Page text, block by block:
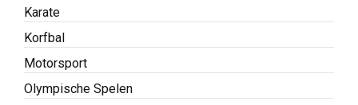
Karate
Korfbal
Motorsport
Olympische Spelen